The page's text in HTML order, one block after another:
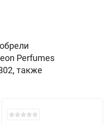
Perfumes
также